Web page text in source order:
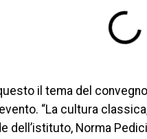
il tema del
“La cultura
dell’istituto, Norma